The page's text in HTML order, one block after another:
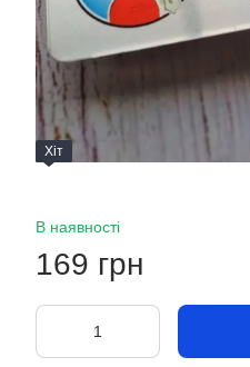
Хіт
В наявності
169 грн